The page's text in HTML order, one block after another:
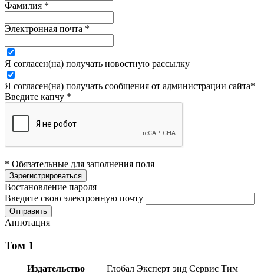
Фамилия *
Электронная почта *
Я согласен(на) получать новостную рассылку
Я согласен(на) получать сообщения от администрации сайта*
Введите капчу *
* Обязательные для заполнения поля
Востановление пароля
Введите свою электронную почту
Аннотация
Том 1
Издательство
Глобал Эксперт энд Сервис Тим